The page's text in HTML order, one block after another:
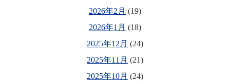
2026年2月 (19)
2026年1月 (18)
2025年12月 (24)
2025年11月 (21)
2025年10月 (24)